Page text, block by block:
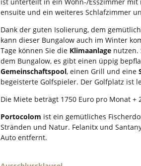
ensuite und ein weiteres Schlafzimmer
Dank der guten Isolierung, dem
kann dieser Bungalow auch im Winter
Tage können Sie die Klimaanlagenutzen.
dem Bungalow, es gibt einen üppig
Gemeinschaftspool, einen Grill und eine
begeisterte Golfspieler. Der Golfplatz ist
Die Miete beträgt 1750 Euro pro Monat +
Portocolom ist ein gemütliches
Stränden und Natur. Felanitx und
Auto entfernt.